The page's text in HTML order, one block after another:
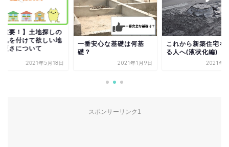
重要！】土地探しの
気を付けて欲しい地
硬さについて
2021年5月18日
一番安心な基礎は何基
礎？
2021年1月9日
これから新築住宅を
る人へ(液状化編)
2021年1
スポンサーリンク1